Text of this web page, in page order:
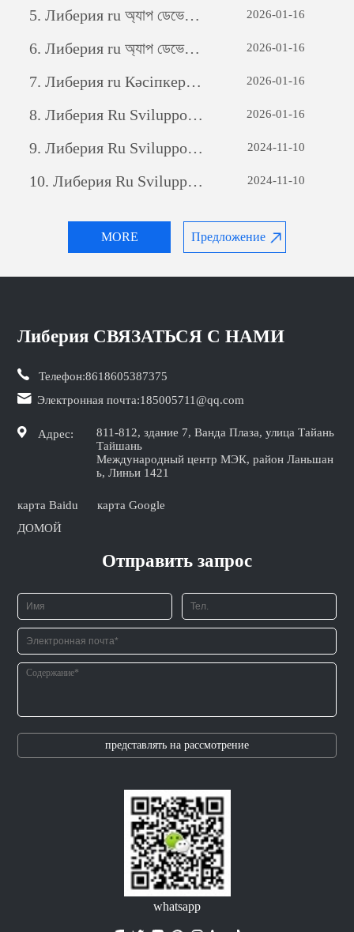
MORE Предложение
5. Либерия ru অ্যাপ ডেভেলপমেন্টঃ একটি সফল মোবাইল অ্যাপ্লিকেশন তৈরির যাত্রা 2026-01-16
6. Либерия ru অ্যাপ ডেভেলপমেন্টঃ একটি সফল মোবাইল অ্যাপ্লিকেশন তৈরির যাত্রা 2026-01-16
7. Либерия ru Кәсіпкерлік әлеуетті ашу: жеке бағдарламалық қамтамасыз етуді дамытудың күші 2026-01-16
8. Либерия Ru Sviluppo di siti web per il commercio estero: una guida completa 2026-01-16
9. Либерия Ru Sviluppo di siti web per il commercio estero: una guida completa 2024-11-10
10. Либерия Ru Sviluppo di siti web per il commercio estero: una guida completa 2024-11-10
Либерия СВЯЗАТЬСЯ С НАМИ
Телефон:8618605387375
Электронная почта:185005711@qq.com
Адрес:
811-812, здание 7, Ванда Плаза, улица Тайань
Тайшань
Международный центр МЭК, район Ланьшан
ь, Линьи 1421
карта Baidu
карта Google
ДОМОЙ
Отправить запрос
представлять на рассмотрение
whatsapp